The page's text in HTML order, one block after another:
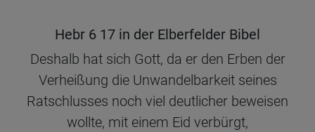
Hebr 6 17 in der Elberfelder Bibel
Deshalb hat sich Gott, da er den Erben der
Verheißung die Unwandelbarkeit seines
Ratschlusses noch viel deutlicher beweisen
wollte, mit einem Eid verbürgt,